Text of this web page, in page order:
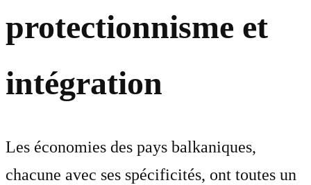
protectionnisme et
intégration
Les économies des pays balkaniques,
chacune avec ses spécificités, ont toutes un